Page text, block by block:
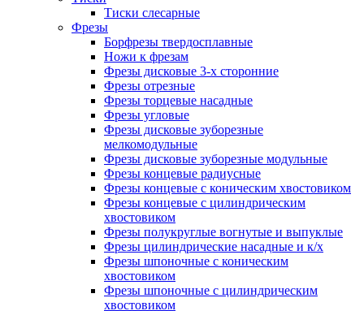
Тиски слесарные
Фрезы
Борфрезы твердосплавные
Ножи к фрезам
Фрезы дисковые 3-х сторонние
Фрезы отрезные
Фрезы торцевые насадные
Фрезы угловые
Фрезы дисковые зуборезные
мелкомодульные
Фрезы дисковые зуборезные модульные
Фрезы концевые радиусные
Фрезы концевые с коническим хвостовиком
Фрезы концевые с цилиндрическим
хвостовиком
Фрезы полукруглые вогнутые и выпуклые
Фрезы цилиндрические насадные и к/х
Фрезы шпоночные с коническим
хвостовиком
Фрезы шпоночные с цилиндрическим
хвостовиком